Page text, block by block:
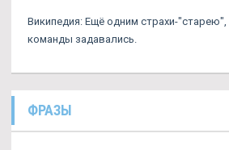
Википедия: Ещё одним страхи-
команды задавались.
ФРАЗЫ